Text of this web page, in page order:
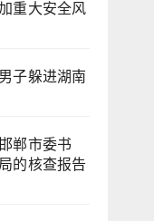
重大安全风
子躲进湖南
郸市委书
的核查报告